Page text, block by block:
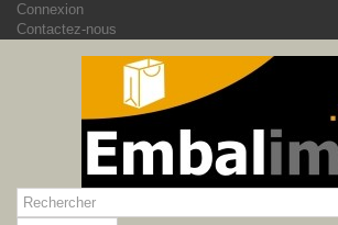
Connexion
Contactez-nous